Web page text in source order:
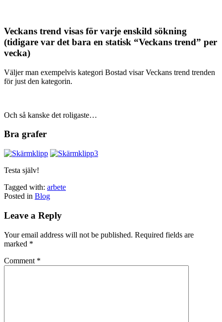
Veckans trend visas för varje enskild sökning
(tidigare var det bara en statisk “Veckans trend” per
vecka)
Väljer man exempelvis kategori Bostad visar Veckans trend trenden
för just den kategorin.
Och så kanske det roligaste…
Bra grafer
Testa själv!
Tagged with: arbete
Posted in Blog
Leave a Reply
Your email address will not be published. Required fields are
marked *
Comment *